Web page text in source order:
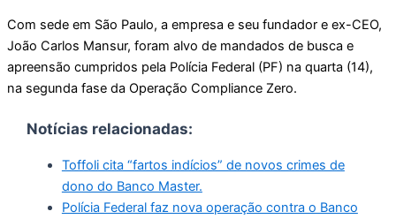
Com sede em São Paulo, a empresa e seu fundador e ex-CEO,
João Carlos Mansur, foram alvo de mandados de busca e
apreensão cumpridos pela Polícia Federal (PF) na quarta (14),
na segunda fase da Operação Compliance Zero.
Notícias relacionadas:
Toffoli cita “fartos indícios” de novos crimes de
dono do Banco Master.
Polícia Federal faz nova operação contra o Banco